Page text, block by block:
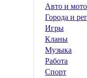
Авто и мото
Города и
Игры
Кланы
Музыка
Работа
Спорт